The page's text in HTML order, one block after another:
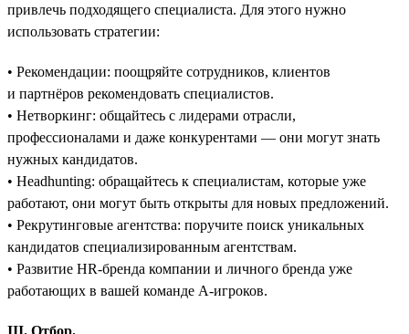
привлечь подходящего специалиста. Для этого нужно
использовать стратегии:
• Рекомендации: поощряйте сотрудников, клиентов
и партнёров рекомендовать специалистов.
• Нетворкинг: общайтесь с лидерами отрасли,
профессионалами и даже конкурентами — они могут знать
нужных кандидатов.
• Headhunting: обращайтесь к специалистам, которые уже
работают, они могут быть открыты для новых предложений.
• Рекрутинговые агентства: поручите поиск уникальных
кандидатов специализированным агентствам.
• Развитие HR-бренда компании и личного бренда уже
работающих в вашей команде A-игроков.
III. Отбор.